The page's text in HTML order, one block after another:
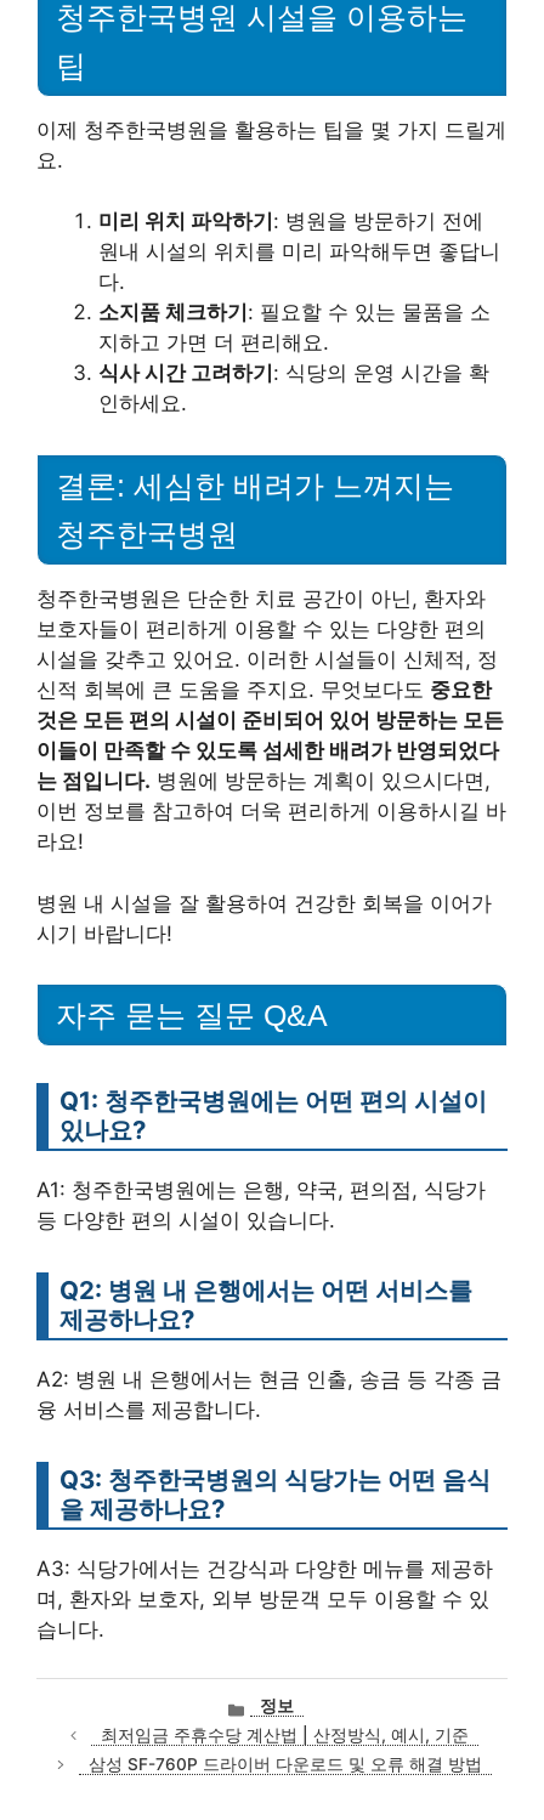
청주한국병원 시설을 이용하는
팁
이제 청주한국병원을 활용하는 팁을 몇 가지 드릴게
요.
미리 위치 파악하기 : 병원을 방문하기 전에
원내 시설의 위치를 미리 파악해두면 좋답니
다.
소지품 체크하기 : 필요할 수 있는 물품을 소
지하고 가면 더 편리해요.
식사 시간 고려하기 : 식당의 운영 시간을 확
인하세요.
결론: 세심한 배려가 느껴지는
청주한국병원
청주한국병원은 단순한 치료 공간이 아닌, 환자와
보호자들이 편리하게 이용할 수 있는 다양한 편의
시설을 갖추고 있어요. 이러한 시설들이 신체적, 정
신적 회복에 큰 도움을 주지요. 무엇보다도 중요한
것은 모든 편의 시설이 준비되어 있어 방문하는 모든
이들이 만족할 수 있도록 섬세한 배려가 반영되었다
는 점입니다. 병원에 방문하는 계획이 있으시다면,
이번 정보를 참고하여 더욱 편리하게 이용하시길 바
라요!
병원 내 시설을 잘 활용하여 건강한 회복을 이어가
시기 바랍니다!
자주 묻는 질문 Q&A
Q1: 청주한국병원에는 어떤 편의 시설이
있나요?
A1: 청주한국병원에는 은행, 약국, 편의점, 식당가
등 다양한 편의 시설이 있습니다.
Q2: 병원 내 은행에서는 어떤 서비스를
제공하나요?
A2: 병원 내 은행에서는 현금 인출, 송금 등 각종 금
융 서비스를 제공합니다.
Q3: 청주한국병원의 식당가는 어떤 음식
을 제공하나요?
A3: 식당가에서는 건강식과 다양한 메뉴를 제공하
며, 환자와 보호자, 외부 방문객 모두 이용할 수 있
습니다.
카
테
고
리
정보
최저임금 주휴수당 계산법 | 산정방식, 예시, 기준
삼성 SF-760P 드라이버 다운로드 및 오류 해결 방법